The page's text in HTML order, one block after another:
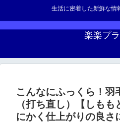
生活に密着した新鮮な情
楽楽プ
こんなにふっくら！羽
（打ち直し）【しも
にかく仕上がりの良さ